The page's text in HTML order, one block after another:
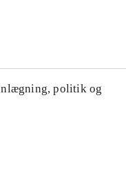
politik og